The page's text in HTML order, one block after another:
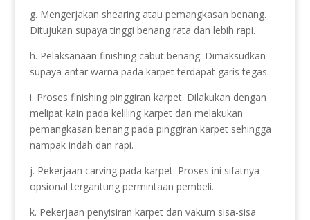
g. Mengerjakan shearing atau pemangkasan benang.
Ditujukan supaya tinggi benang rata dan lebih rapi.
h. Pelaksanaan finishing cabut benang. Dimaksudkan
supaya antar warna pada karpet terdapat garis tegas.
i. Proses finishing pinggiran karpet. Dilakukan dengan
melipat kain pada keliling karpet dan melakukan
pemangkasan benang pada pinggiran karpet sehingga
nampak indah dan rapi.
j. Pekerjaan carving pada karpet. Proses ini sifatnya
opsional tergantung permintaan pembeli.
k. Pekerjaan penyisiran karpet dan vakum sisa-sisa